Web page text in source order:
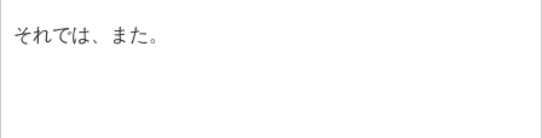
それでは、また。